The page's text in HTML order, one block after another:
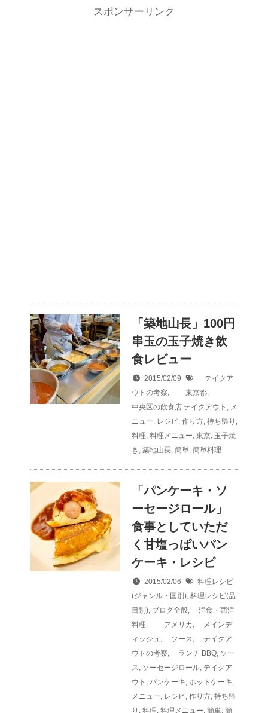
スポンサーリンク
「築地山長」100円
串玉の玉子焼き飲
食レビュー
2015/02/09
テイクア
ウトの考察, 東京都,
中央区の飲食店 テイクアウト , メ
ニュー, レシピ, 作り方, 持ち帰り ,
料理, 料理メニュー, 東京, 玉子焼
き , 築地山長, 簡単, 簡単料理
「パンケーキ・ソ
ーセージロール」
食事としていただ
く甘塩っぱいパン
ケーキ・レシピ
2015/02/06
料理レシピ
(ジャンル・国別), 料理レシピ(品
目別), ブログ全般,
洋食・西洋
料理, アメリカ ,
メインデ
ィッシュ , ソース,
テイクア
ウトの考察, ランチ BBQ, ソー
ス, ソーセージロール, テイクア
ウト , パンケーキ, ホットケーキ,
メニュー, レシピ, 作り方, 持ち帰
り , 料理, 料理メニュー, 簡単, 簡